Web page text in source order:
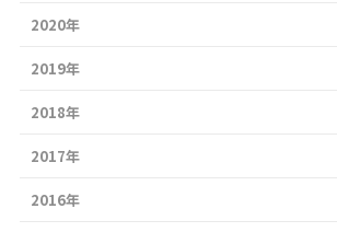
2020年
2019年
2018年
2017年
2016年